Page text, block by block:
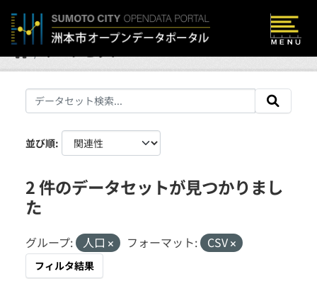
並び順
2 件のデータセットが見つかりまし
た
グループ: 人口 フォーマット: CSV
フィルタ結果